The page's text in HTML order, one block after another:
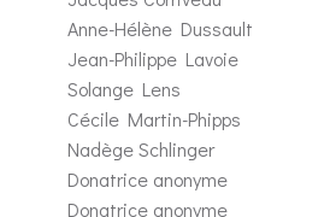
Anne-Hélène Dussault
Jean-Philippe Lavoie
Solange Lens
Cécile Martin-Phipps
Nadège Schlinger
Donatrice anonyme
Donatrice anonyme